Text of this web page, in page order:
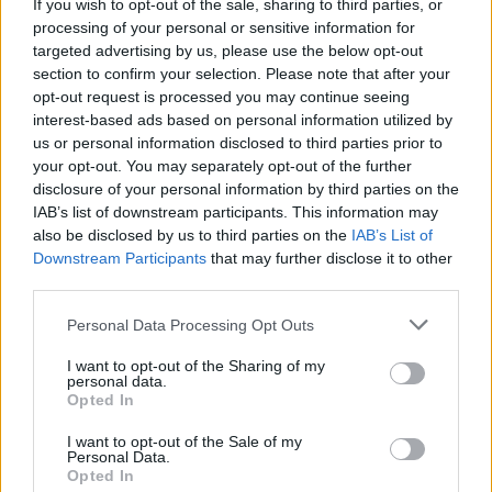
If you wish to opt-out of the sale, sharing to third parties, or
processing of your personal or sensitive information for
targeted advertising by us, please use the below opt-out
section to confirm your selection. Please note that after your
opt-out request is processed you may continue seeing
interest-based ads based on personal information utilized by
us or personal information disclosed to third parties prior to
your opt-out. You may separately opt-out of the further
disclosure of your personal information by third parties on the
IAB’s list of downstream participants. This information may
also be disclosed by us to third parties on the IAB’s List of
Downstream Participants that may further disclose it to other
Personal Data Processing Opt Outs
I want to opt-out of the Sharing of my
personal data.
Opted In
I want to opt-out of the Sale of my
Personal Data.
Opted In
FOTO/ Chiara Ferragni më
e dashuruar se kurrë,
kush është CEO që i
rrëmbeu zemrën pas
ndarjes
Humbi në pyllin e
Llogarasë, gjendet pas
disa orësh turisti francez
ndan momentin sfidues të
pranon fajin